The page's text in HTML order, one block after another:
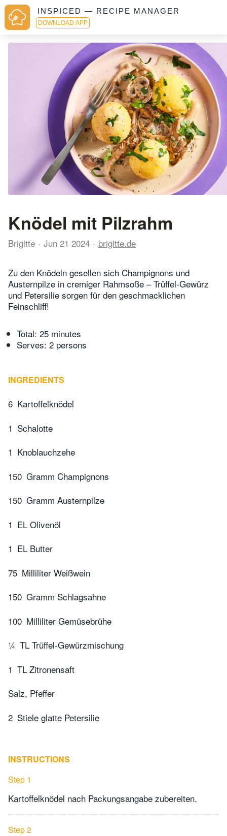
INSPICED — RECIPE MANAGER
DOWNLOAD APP
Knödel mit Pilzrahm
Brigitte Jun 21 2024 brigitte.de
Zu den Knödeln gesellen sich Champignons und
Austernpilze in cremiger Rahmsoße – Trüffel-Gewürz
und Petersilie sorgen für den geschmacklichen
Feinschliff!
Total: 25 minutes
Serves: 2 persons
INGREDIENTS
6 Kartoffelknödel
1 Schalotte
1 Knoblauchzehe
150 Gramm Champignons
150 Gramm Austernpilze
1 EL Olivenöl
1 EL Butter
75 Milliliter Weißwein
150 Gramm Schlagsahne
100 Milliliter Gemüsebrühe
¼ TL Trüffel-Gewürzmischung
1 TL Zitronensaft
Salz, Pfeffer
2 Stiele glatte Petersilie
INSTRUCTIONS
Step 1
Kartoffelknödel nach Packungsangabe zubereiten.
Step 2